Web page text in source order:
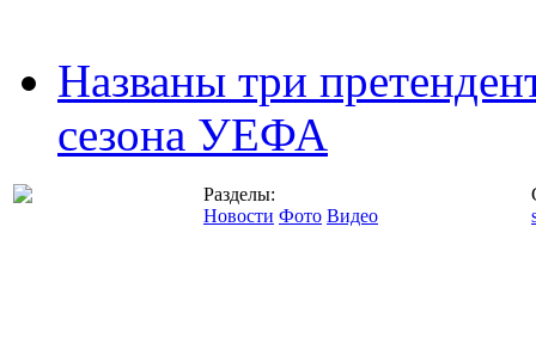
Названы три
сезона УЕФА
Разделы:
Новости Фото Видео